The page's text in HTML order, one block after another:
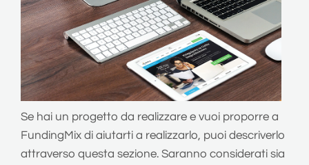
Se hai un progetto da realizzare e vuoi proporre a
FundingMix di aiutarti a realizzarlo, puoi descriverlo
attraverso questa sezione. Saranno considerati sia